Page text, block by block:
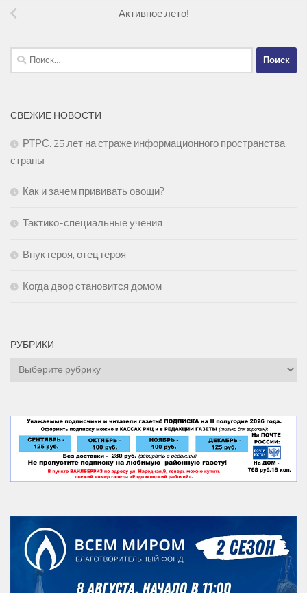
Активное лето!
Найти:
СВЕЖИЕ НОВОСТИ
РТРС: 25 лет на страже информационного пространства
страны
Как и зачем прививать овощи?
Тактико-специальные учения
Внук героя, отец героя
Когда двор становится домом
РУБРИКИ
Рубрики